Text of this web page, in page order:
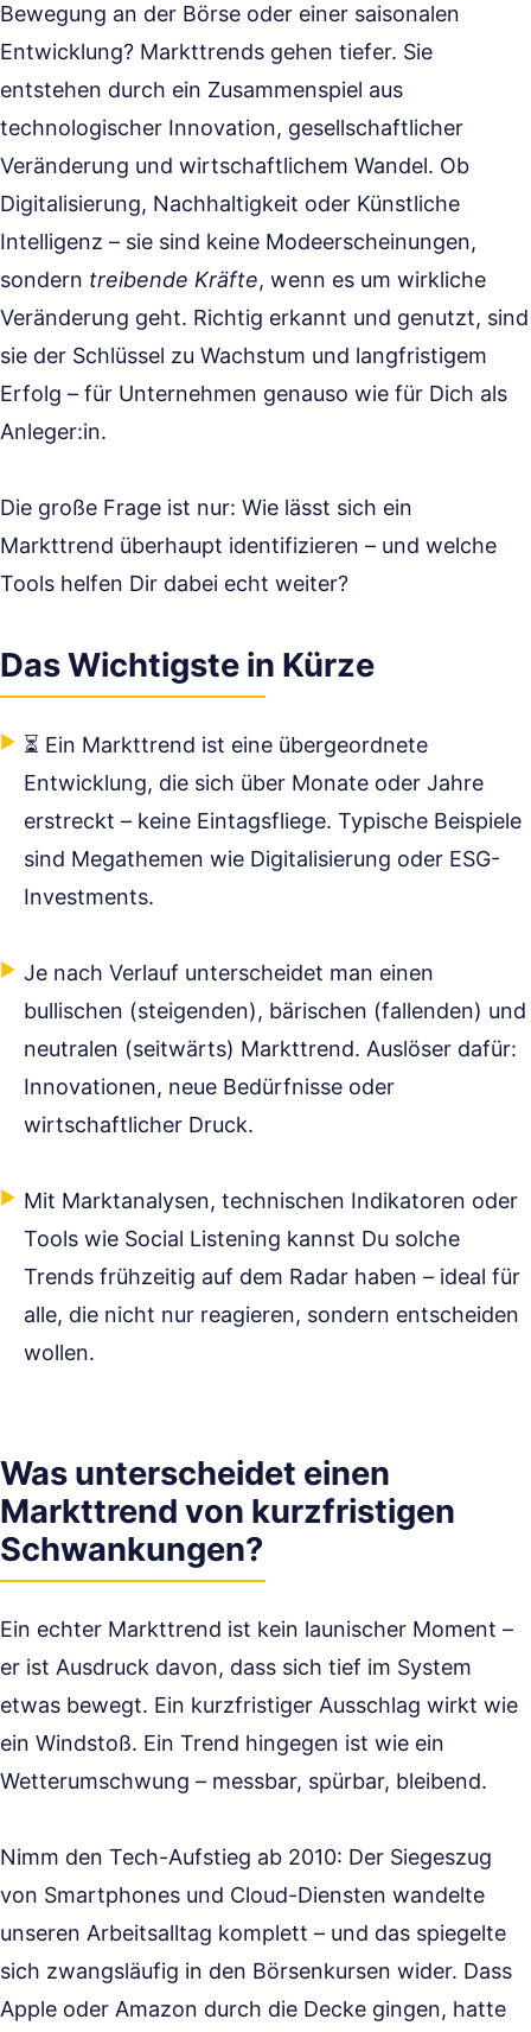
Bewegung an der Börse oder einer saisonalen
Entwicklung? Markttrends gehen tiefer. Sie
entstehen durch ein Zusammenspiel aus
technologischer Innovation, gesellschaftlicher
Veränderung und wirtschaftlichem Wandel. Ob
Digitalisierung, Nachhaltigkeit oder Künstliche
Intelligenz – sie sind keine Modeerscheinungen,
sondern treibende Kräfte, wenn es um wirkliche
Veränderung geht. Richtig erkannt und genutzt, sind
sie der Schlüssel zu Wachstum und langfristigem
Erfolg – für Unternehmen genauso wie für Dich als
Anleger:in.
Die große Frage ist nur: Wie lässt sich ein
Markttrend überhaupt identifizieren – und welche
Tools helfen Dir dabei echt weiter?
Das Wichtigste in Kürze
⏳ Ein Markttrend ist eine übergeordnete
Entwicklung, die sich über Monate oder Jahre
erstreckt – keine Eintagsfliege. Typische Beispiele
sind Megathemen wie Digitalisierung oder ESG-
Investments.
Je nach Verlauf unterscheidet man einen
bullischen (steigenden), bärischen (fallenden) und
neutralen (seitwärts) Markttrend. Auslöser dafür:
Innovationen, neue Bedürfnisse oder
wirtschaftlicher Druck.
Mit Marktanalysen, technischen Indikatoren oder
Tools wie Social Listening kannst Du solche
Trends frühzeitig auf dem Radar haben – ideal für
alle, die nicht nur reagieren, sondern entscheiden
wollen.
Was unterscheidet einen
Markttrend von kurzfristigen
Schwankungen?
Ein echter Markttrend ist kein launischer Moment –
er ist Ausdruck davon, dass sich tief im System
etwas bewegt. Ein kurzfristiger Ausschlag wirkt wie
ein Windstoß. Ein Trend hingegen ist wie ein
Wetterumschwung – messbar, spürbar, bleibend.
Nimm den Tech-Aufstieg ab 2010: Der Siegeszug
von Smartphones und Cloud-Diensten wandelte
unseren Arbeitsalltag komplett – und das spiegelte
sich zwangsläufig in den Börsenkursen wider. Dass
Apple oder Amazon durch die Decke gingen, hatte